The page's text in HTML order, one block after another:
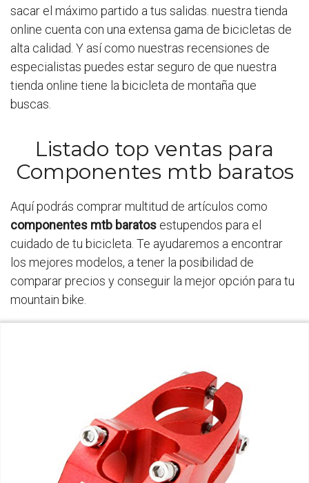
sacar el máximo partido a tus salidas. nuestra tienda
online cuenta con una extensa gama de bicicletas de
alta calidad. Y así como nuestras recensiones de
especialistas puedes estar seguro de que nuestra
tienda online tiene la bicicleta de montaña que
buscas.
Listado top ventas para
Componentes mtb baratos
Aquí podrás comprar multitud de artículos como
componentes mtb baratos estupendos para el
cuidado de tu bicicleta. Te ayudaremos a encontrar
los mejores modelos, a tener la posibilidad de
comparar precios y conseguir la mejor opción para tu
mountain bike.